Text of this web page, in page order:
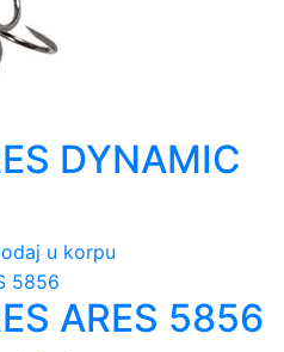
DYNAMIC
u korpu
ARES 5856